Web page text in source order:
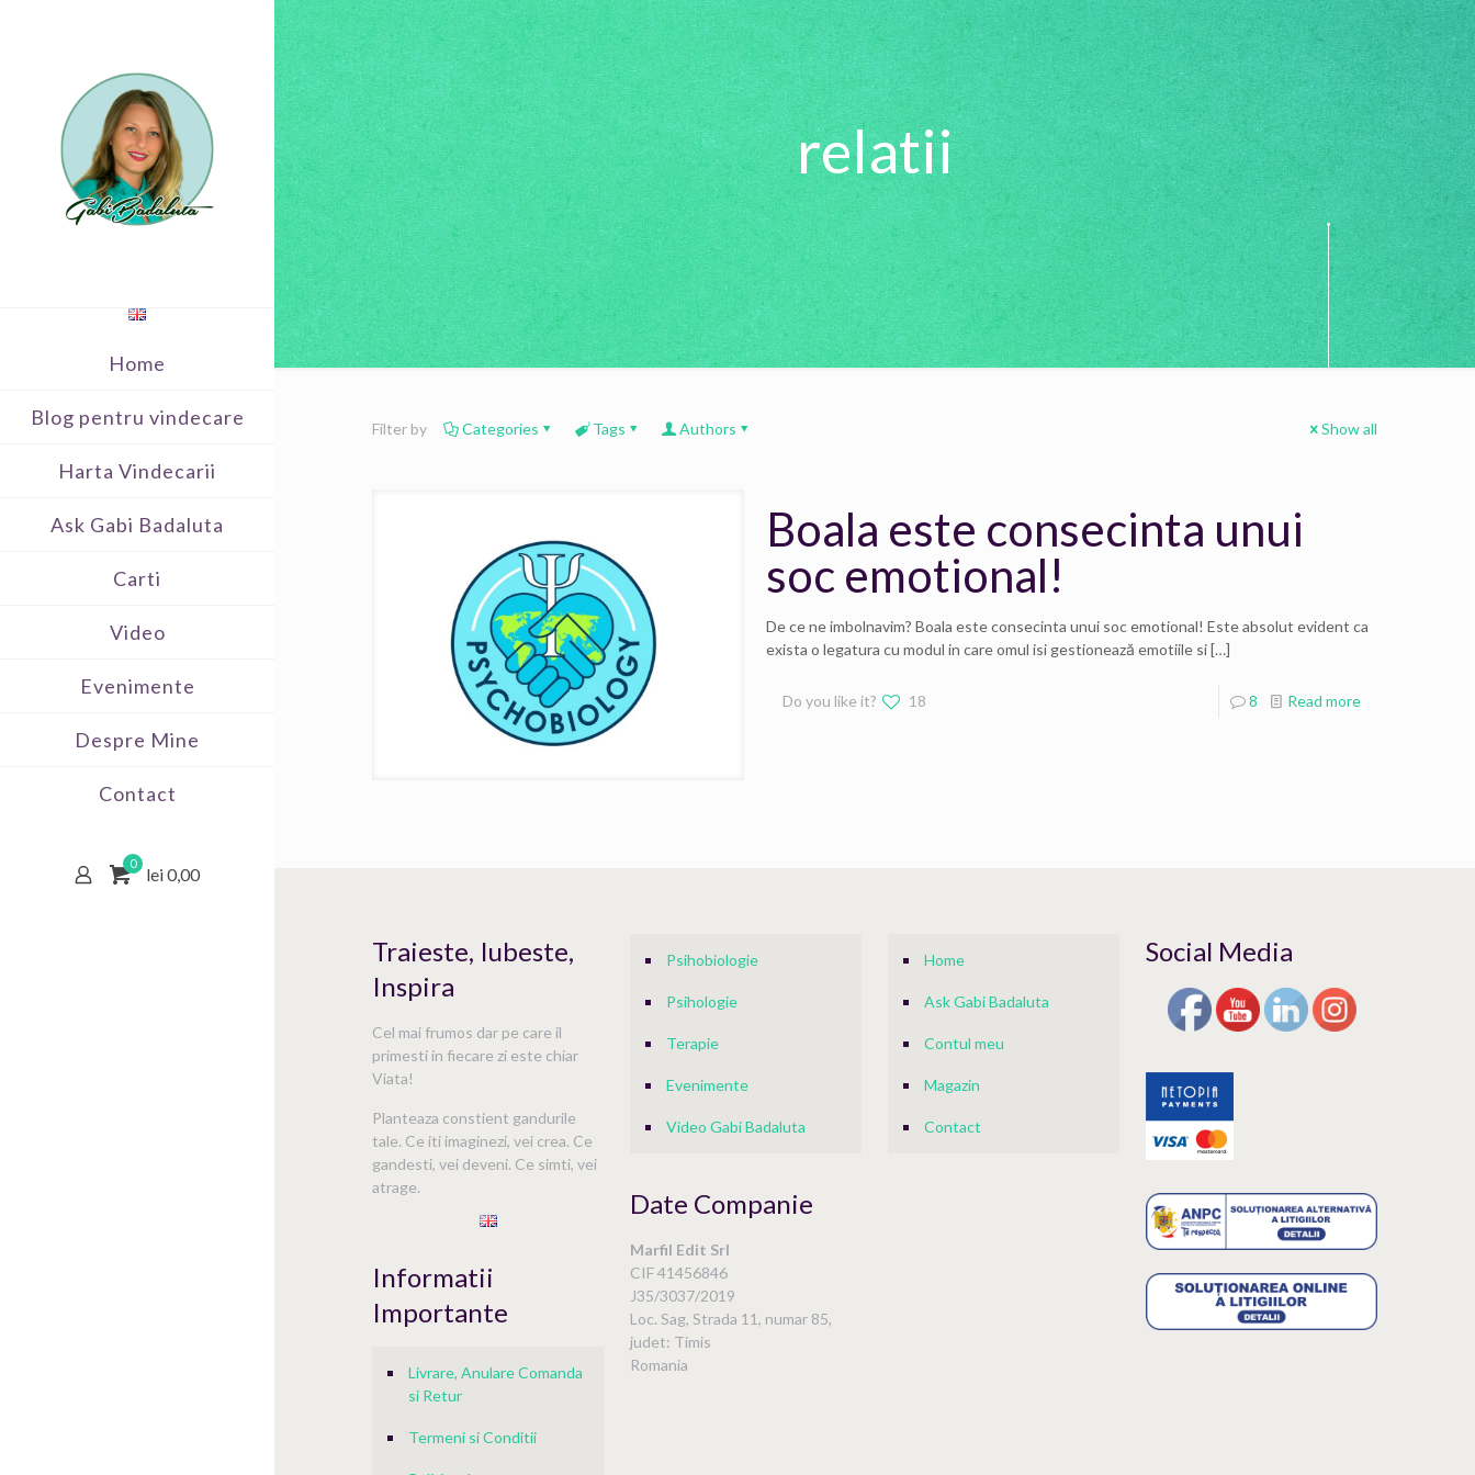
Home
Blog pentru vindecare
Harta Vindecarii
Ask Gabi Badaluta
Carti
Video
Evenimente
Despre Mine
Contact
0
lei 0,00
relatii
Filter by Categories Tags Authors Show all
Boala este consecinta unui
soc emotional!
De ce ne imbolnavim? Boala este consecinta unui soc emotional! Este absolut evident ca
exista o legatura cu modul in care omul isi gestionează emotiile si[…]
Do you like it? 18 8 Read more
Traieste, Iubeste,
Inspira
Cel mai frumos dar pe care il
primesti in fiecare zi este chiar
Viata!
Planteaza constient gandurile
tale. Ce iti imaginezi, vei crea. Ce
gandesti, vei deveni. Ce simti, vei
atrage.
Informatii
Importante
Livrare, Anulare Comanda
si Retur
Termeni si Conditii
Psihobiologie
Psihologie
Terapie
Evenimente
Video Gabi Badaluta
Date Companie
Marfil Edit Srl
CIF 41456846
J35/3037/2019
Loc. Sag, Strada 11, numar 85,
judet: Timis
Romania
Home
Ask Gabi Badaluta
Contul meu
Magazin
Contact
Social Media